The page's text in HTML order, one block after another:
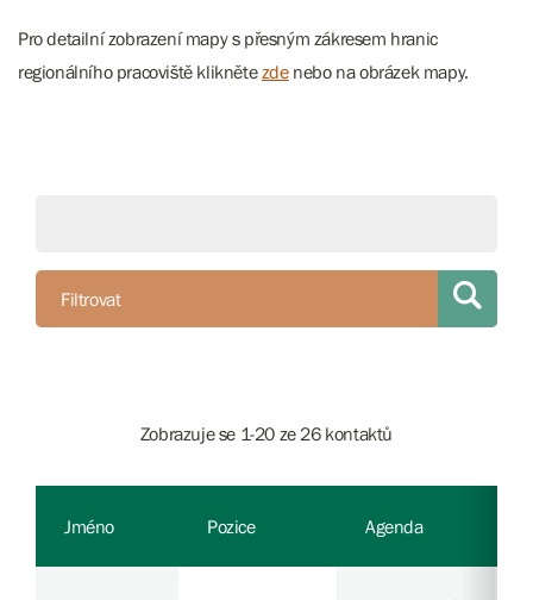
Pro detailní zobrazení mapy s přesným zákresem hranic
regionálního pracoviště kliknětezdenebo na obrázek mapy.
Filtrovat
Zobrazuje se 1-20 ze 26 kontaktů
Jméno Pozice Agenda